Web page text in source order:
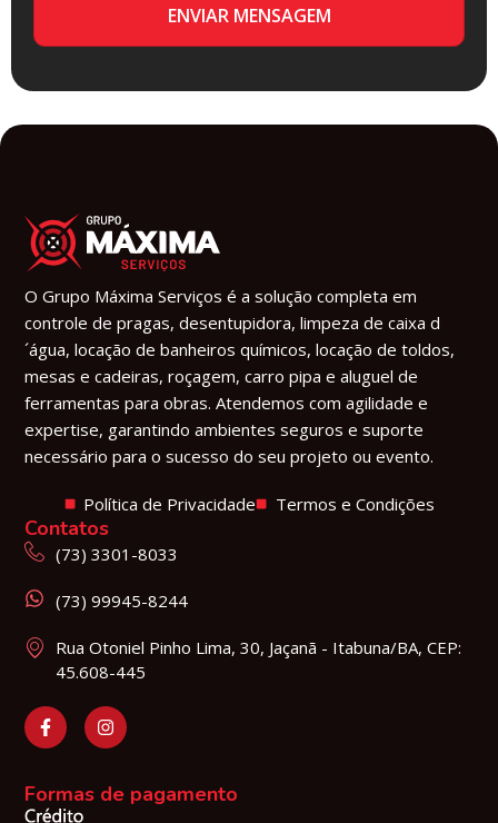
ENVIAR MENSAGEM
O Grupo Máxima Serviços é a solução completa em
controle de pragas, desentupidora, limpeza de caixa d
´água, locação de banheiros químicos, locação de toldos,
mesas e cadeiras, roçagem, carro pipa e aluguel de
ferramentas para obras. Atendemos com agilidade e
expertise, garantindo ambientes seguros e suporte
necessário para o sucesso do seu projeto ou evento.
Política de Privacidade Termos e Condições
Contatos
(73) 3301-8033
(73) 99945-8244
Rua Otoniel Pinho Lima, 30, Jaçanã - Itabuna/BA, CEP:
45.608-445
Formas de pagamento